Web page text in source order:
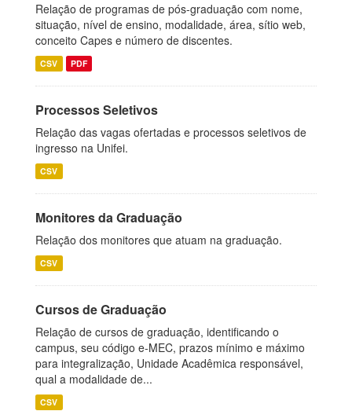
Relação de programas de pós-graduação com nome,
situação, nível de ensino, modalidade, área, sítio web,
conceito Capes e número de discentes.
CSV PDF
Processos Seletivos
Relação das vagas ofertadas e processos seletivos de
ingresso na Unifei.
CSV
Monitores da Graduação
Relação dos monitores que atuam na graduação.
CSV
Cursos de Graduação
Relação de cursos de graduação, identificando o
campus, seu código e-MEC, prazos mínimo e máximo
para integralização, Unidade Acadêmica responsável,
qual a modalidade de...
CSV